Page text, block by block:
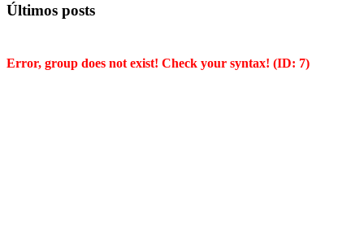
Últimos posts
Error, group does not exist! Check your syntax! (ID: 7)